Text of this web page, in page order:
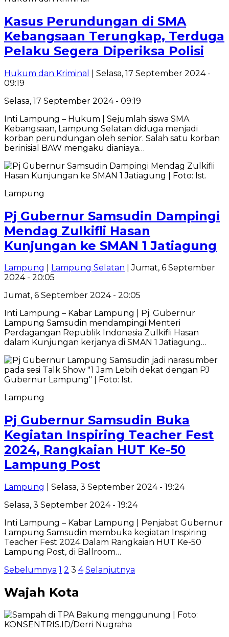
Kasus Perundungan di SMA
Kebangsaan Terungkap, Terduga
Pelaku Segera Diperiksa Polisi
Hukum dan Kriminal
| Selasa, 17 September 2024 -
09:19
Selasa, 17 September 2024 - 09:19
Inti Lampung – Hukum | Sejumlah siswa SMA
Kebangsaan, Lampung Selatan diduga menjadi
korban perundungan oleh senior. Salah satu korban
berinisial BAW mengaku dianiaya…
Lampung
Pj Gubernur Samsudin Dampingi
Mendag Zulkifli Hasan
Kunjungan ke SMAN 1 Jatiagung
Lampung Lampung Selatan | Jumat, 6 September
2024 - 20:05
Jumat, 6 September 2024 - 20:05
Inti Lampung – Kabar Lampung | Pj. Gubernur
Lampung Samsudin mendampingi Menteri
Perdagangan Republik Indonesia Zulkifli Hasan
dalam Kunjungan kerjanya di SMAN 1 Jatiagung…
Lampung
Pj Gubernur Samsudin Buka
Kegiatan Inspiring Teacher Fest
2024, Rangkaian HUT Ke-50
Lampung Post
Lampung
| Selasa, 3 September 2024 - 19:24
Selasa, 3 September 2024 - 19:24
Inti Lampung – Kabar Lampung | Penjabat Gubernur
Lampung Samsudin membuka kegiatan Inspiring
Teacher Fest 2024 Dalam Rangkaian HUT Ke-50
Lampung Post, di Ballroom…
Paginasi
pos
Sebelumnya 1 2 3 4 Selanjutnya
Wajah Kota